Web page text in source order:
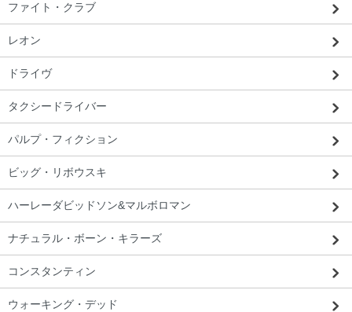
栃木都 T・O様 「問い合わせに対する返
ファイト・クラブ
レオン
ドライヴ
タクシードライバー
パルプ・フィクション
ビッグ・リボウスキ
ハーレーダビッドソン&マルボロマン
ナチュラル・ボーン・キラーズ
コンスタンティン
ウォーキング・デッド